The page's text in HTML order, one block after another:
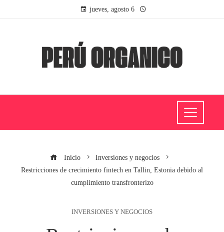
jueves, agosto 6
Inicio
Inversiones y negocios
Restricciones de crecimiento fintech en Tallin, Estonia debido al
cumplimiento transfronterizo
INVERSIONES Y NEGOCIOS